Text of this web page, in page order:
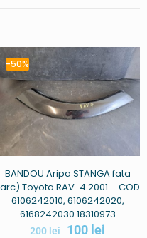
-50%
BANDOU Aripa STANGA fata
Toyota RAV-4 2001 – COD
6106242010, 6106242020,
6168242030 18310973
200lei 100 lei